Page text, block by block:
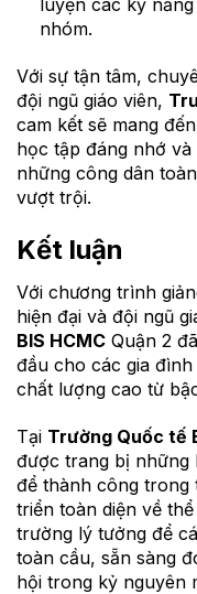
luyện các kỹ
nhóm.
Với sự tận tâm,
đội ngũ giáo viên,
cam kết sẽ mang
học tập đáng nhớ
những công dân
vượt trội.
Kết luận
Với chương trình
hiện đại và đội ngũ
BIS HCMC Quận 2
đầu cho các gia
chất lượng cao từ
Tại Trường Quốc tế
được trang bị những
để thành công trong
triển toàn diện về
trường lý tưởng để
toàn cầu, sẵn sàng
hội trong kỷ nguyên